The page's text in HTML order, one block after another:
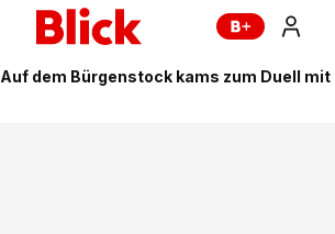
Auf dem Bürgenstock kams zum Duell